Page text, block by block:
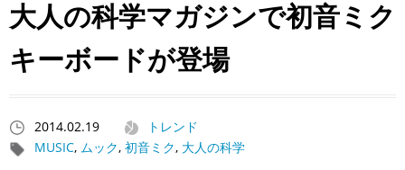
大人の科学マガジンで初音ミク
キーボードが登場
2014.02.19
トレンド
MUSIC, ムック, 初音ミク, 大人の科学